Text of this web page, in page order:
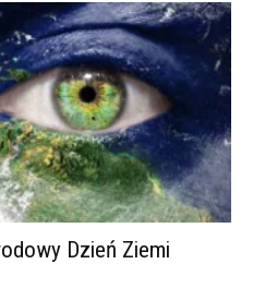
Dzień Ziemi